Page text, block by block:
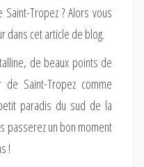
Tropez ? Alors vous
dans cet article de blog.
de beaux points de
Saint-Tropez comme
paradis du sud de la
passerez un bon moment
!